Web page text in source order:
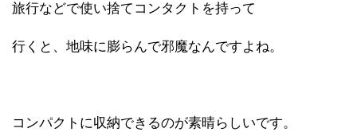
旅行などで使い捨てコンタクトを持って
行くと、地味に膨らんで邪魔なんですよね。
コンパクトに収納できるのが素晴らしいです。